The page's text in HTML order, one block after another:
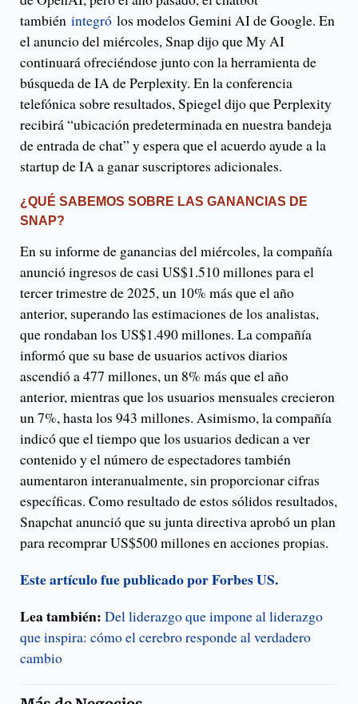
también integró los modelos Gemini AI de Google. En
el anuncio del miércoles, Snap dijo que My AI
continuará ofreciéndose junto con la herramienta de
búsqueda de IA de Perplexity. En la conferencia
telefónica sobre resultados, Spiegel dijo que Perplexity
recibirá “ubicación predeterminada en nuestra bandeja
de entrada de chat” y espera que el acuerdo ayude a la
startup de IA a ganar suscriptores adicionales.
¿QUÉ SABEMOS SOBRE LAS GANANCIAS DE
SNAP?
En su informe de ganancias del miércoles, la compañía
anunció ingresos de casi US$1.510 millones para el
tercer trimestre de 2025, un 10% más que el año
anterior, superando las estimaciones de los analistas,
que rondaban los US$1.490 millones. La compañía
informó que su base de usuarios activos diarios
ascendió a 477 millones, un 8% más que el año
anterior, mientras que los usuarios mensuales crecieron
un 7%, hasta los 943 millones. Asimismo, la compañía
indicó que el tiempo que los usuarios dedican a ver
contenido y el número de espectadores también
aumentaron interanualmente, sin proporcionar cifras
específicas. Como resultado de estos sólidos resultados,
Snapchat anunció que su junta directiva aprobó un plan
para recomprar US$500 millones en acciones propias.
Este artículo fue publicado por Forbes US.
Lea también: Del liderazgo que impone al liderazgo
que inspira: cómo el cerebro responde al verdadero
cambio